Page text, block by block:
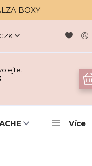
BOXY
Více